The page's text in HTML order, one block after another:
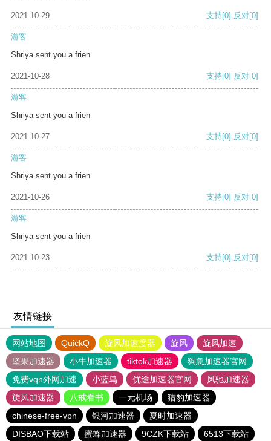
2021-10-29 支持[0] 反对[0]
游客
Shriya sent you a frien
2021-10-28 支持[0] 反对[0]
游客
Shriya sent you a frien
2021-10-27 支持[0] 反对[0]
游客
Shriya sent you a frien
2021-10-26 支持[0] 反对[0]
游客
Shriya sent you a frien
2021-10-23 支持[0] 反对[0]
友情链接
网站地图 QuickQ 旋风加速度器 旋风
旋风加速
坚果加速器
小牛加速器 tiktok加速器
狗急加速器官网
免费vqn外网加速
小蓝鸟 优途加速器官网
风驰加速器
旋风加速器
八戒看书 一元机场
猎豹加速器
chinese-free-vpn
银河加速器
夏时加速器
DISBAO下载站
蜜蜂加速器 9CZK下载站 6513下载站